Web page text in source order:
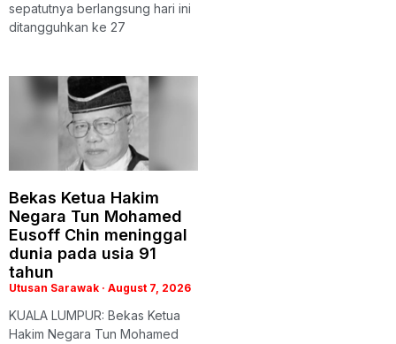
sepatutnya berlangsung hari ini
ditangguhkan ke 27
Bekas Ketua Hakim
Negara Tun Mohamed
Eusoff Chin meninggal
dunia pada usia 91
tahun
Utusan Sarawak August 7, 2026
KUALA LUMPUR: Bekas Ketua
Hakim Negara Tun Mohamed